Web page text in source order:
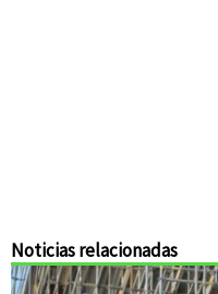
Noticias relacionadas